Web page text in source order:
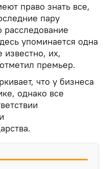
право знать все,
пару
расследование
упоминается одна
их,
премьер.
что у бизнеса
однако все